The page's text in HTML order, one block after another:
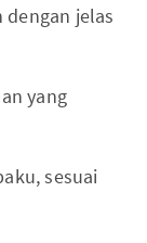
dengan jelas
yang
sesuai